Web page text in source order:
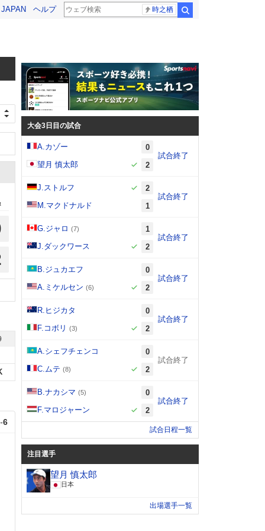
ヘルプ 時之栖
-6
大会3日目の試合
A.カゾー
0
望月 慎太郎
2
試合終了
J.ストルフ
2
M.マクドナルド
1
試合終了
G.ジャロ (7)
1
J.ダックワース
2
試合終了
B.ジュカエフ
0
A.ミケルセン (6) 2
試合終了
R.ヒジカタ
0
F.コボリ (3) 2
試合終了
A.シェフチェンコ
0
C.ムテ (8) 2
試合終了
B.ナカシマ (5)
0
F.マロジャーン
2
試合終了
試合日程一覧
注目選手
望月 慎太郎
日本
出場選手一覧